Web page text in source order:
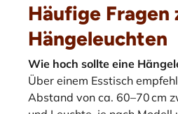
Häufige Fragen
Hängeleuchten
Wie hoch sollte eine
Über einem Esstisch
Abstand von ca. 60–70 cm